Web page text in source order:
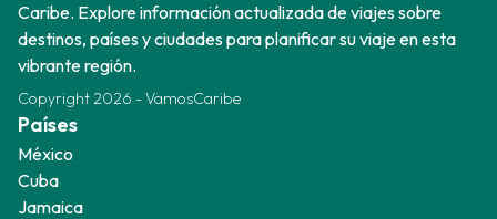
Caribe. Explore información actualizada de viajes sobre
destinos, países y ciudades para planificar su viaje en esta
vibrante región.
Copyright 2026 -VamosCaribe
Países
México
Cuba
Jamaica